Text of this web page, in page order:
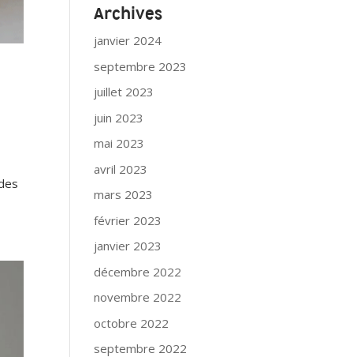
Archives
janvier 2024
septembre 2023
juillet 2023
juin 2023
mai 2023
avril 2023
mars 2023
février 2023
janvier 2023
décembre 2022
novembre 2022
octobre 2022
septembre 2022